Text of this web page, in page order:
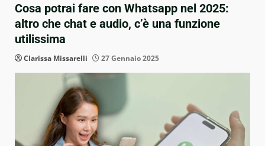
Cosa potrai fare con Whatsapp nel 2025:
altro che chat e audio, c’è una funzione
utilissima
Clarissa Missarelli 27 Gennaio 2025